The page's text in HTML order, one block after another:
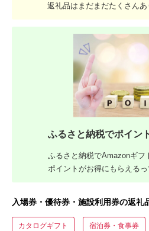
返礼品はまだまだたくさんあ
ふるさと納税でポイン
ふるさと納税でAmazonギフ
ポイントがお得にもらえる
入場券・優待券・施設利用券の返礼
カタログギフト 宿泊券・食事券